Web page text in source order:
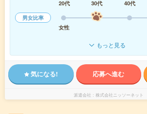
20代
30代 40代
男女比率
女性
もっと見る
気になる! 応募へ進む
派遣会社 株式会社ニッソーネット